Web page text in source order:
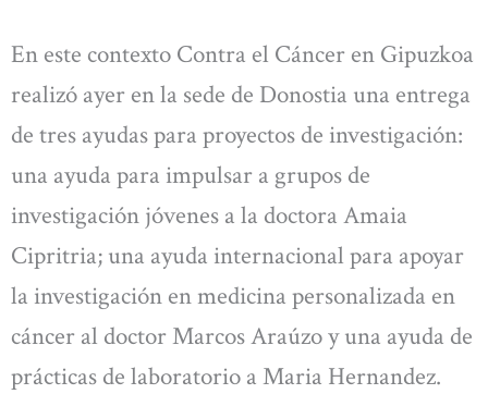
En este contexto Contra el Cáncer en Gipuzkoa
realizó ayer en la sede de Donostia una entrega
de tres ayudas para proyectos de investigación:
una ayuda para impulsar a grupos de
investigación jóvenes a la doctora Amaia
Cipritria; una ayuda internacional para apoyar
la investigación en medicina personalizada en
cáncer al doctor Marcos Araúzo y una ayuda de
prácticas de laboratorio a Maria Hernandez.